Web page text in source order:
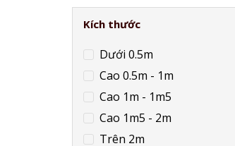
Kích thước
Dưới 0.5m
Cao 0.5m - 1m
Cao 1m - 1m5
Cao 1m5 - 2m
Trên 2m